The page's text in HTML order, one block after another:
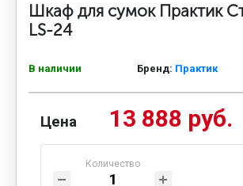
МЕБЕЛЬ ДЛЯ СТОЛОВЫХ
СТАЛЬНЫЕ ДВЕРИ
Шкаф для сумок Практик
LS-24
В наличии Бренд: Практик
Цена 13 888 руб.
Количество